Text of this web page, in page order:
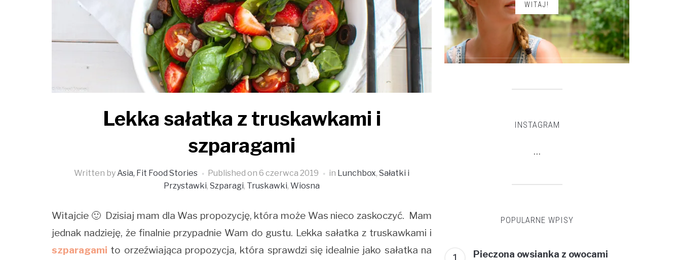
Lekka sałatka z truskawkami i
szparagami
Written byAsia, Fit Food Stories Published on 6 czerwca 2019 in Lunchbox, Sałatki i
Przystawki, Szparagi, Truskawki, Wiosna
Witajcie 🙂 Dzisiaj mam dla Was propozycję, która może Was nieco zaskoczyć. Mam
jednak nadzieję, że finalnie przypadnie Wam do gustu. Lekka sałatka z truskawkami i
szparagami to orzeźwiająca propozycja, która sprawdzi się idealnie jako sałatka na
WITAJ!
INSTAGRAM
…
POPULARNE WPISY
Pieczona owsianka z owocami